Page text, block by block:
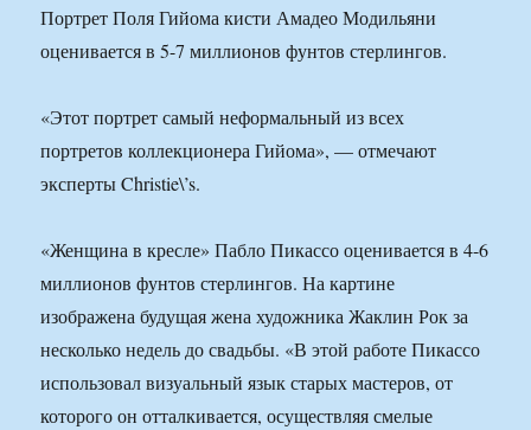
Портрет Поля Гийома кисти Амадео Модильяни
оценивается в 5-7 миллионов фунтов стерлингов.
«Этот портрет самый неформальный из всех
портретов коллекционера Гийома», — отмечают
эксперты Christie\’s.
«Женщина в кресле» Пабло Пикассо оценивается в 4-6
миллионов фунтов стерлингов. На картине
изображена будущая жена художника Жаклин Рок за
несколько недель до свадьбы. «В этой работе Пикассо
использовал визуальный язык старых мастеров, от
которого он отталкивается, осуществляя смелые